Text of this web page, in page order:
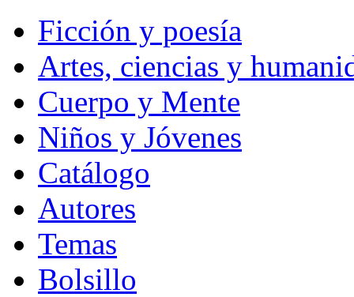
Ficción y poesía
Artes, ciencias y
Cuerpo y Mente
Niños y Jóvenes
Catálogo
Autores
Temas
Bolsillo